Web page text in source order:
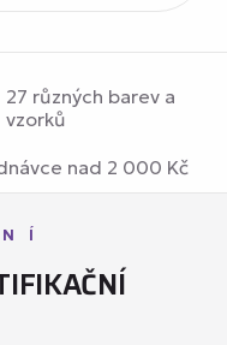
27 různých barev a
vzorků
nad 2 000 Kč